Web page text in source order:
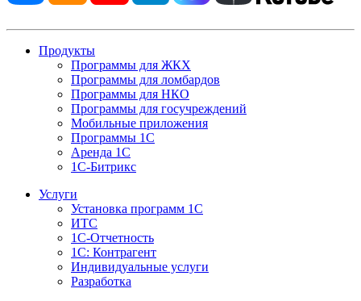
Продукты
Программы для ЖКХ
Программы для ломбардов
Программы для НКО
Программы для госучреждений
Мобильные приложения
Программы 1С
Аренда 1С
1С-Битрикс
Услуги
Установка программ 1С
ИТС
1С-Отчетность
1С: Контрагент
Индивидуальные услуги
Разработка